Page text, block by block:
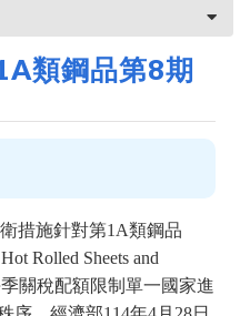
類鋼品第8期
措施針對第1A類鋼品
Rolled Sheets and
季關稅配額限制單一國家進